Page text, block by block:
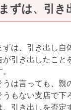
まずは、引き
ずは、引き出し自
が引き出したこと
うは言っても、親
うもない支店で下
、引き出しを否定